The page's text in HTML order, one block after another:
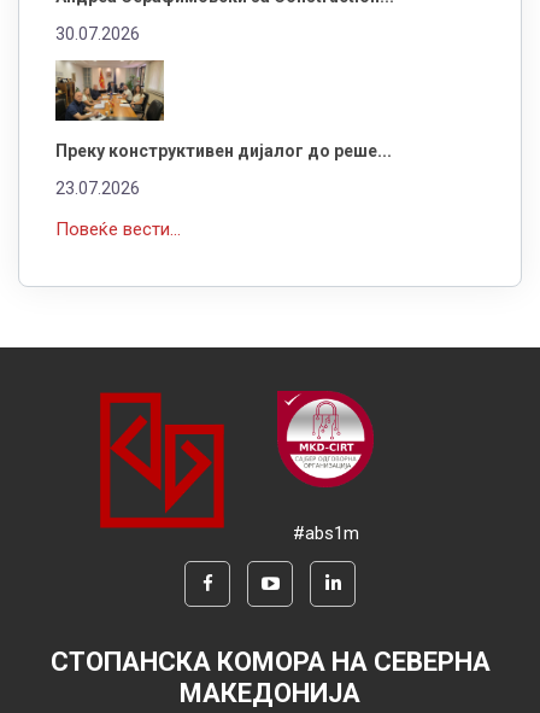
30.07.2026
Преку конструктивен дијалог до реше...
23.07.2026
Повеќе вести...
#abs1m
СТОПАНСКА КОМОРА НА СЕВЕРНА
МАКЕДОНИЈА